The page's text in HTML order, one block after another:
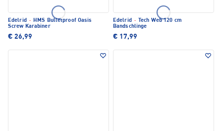
Edelrid · HMS Bulletproof Oasis
Screw Karabiner
€ 26,99
Edelrid ·
Tech Web 120 cm
Bandschlinge
€ 17,99